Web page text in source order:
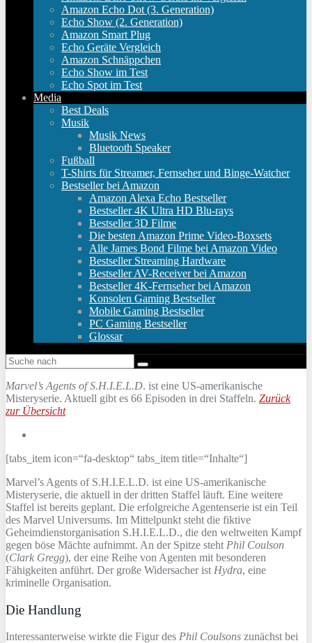
Amazon Echo Dot (3. Generation)
Echo Show (2. Generation)
Amazon Smart Plug
Echo Geräte Vergleich
Amazon Schnäppchen
Echo Show im Test
Echo Spot im Test
Media
Best Deals
Musik
Musik News
Bluetooth Speaker
Fußball
T-Shirts für Streamer, Fernseher und Binge-Watcher
Bestseller bei Amazon
Amazon Alexa Echo Bestseller
Bestseller 4K Ultra HD Blu-rays
Bestseller 3D Filme
Die besten Amazon Prime Video-Boxsets
Alle James Bond Filme bei Amazon Video
Bestseller Streaming Hardware
Bestseller AV-Receiver bei Amazon
Bestseller 4K-Fernseher bei Amazon
Konsolen Gaming Bestseller
Mobile Gaming Bestseller
PC Gaming Bestseller
Glossar
Marvel’s Agents of S.H.I.E.L.D. ist eine US-amerikanische
Misteryserie. Aktuell gibt es 66 Episoden in drei Staffeln. Zurück
zur Übersicht
[tabs_item icon=“fa-desktop“ tabs_item title=“Inhalte“]
Marvel’s Agents of S.H.I.E.L.D. ist eine US-amerikanische
Misteryserie, die aktuell in der dritten Staffel läuft. Eine weitere
Staffel ist bereits geplant. Die erfolgreiche Agentenserie ist ein Teil
des Marvel Universums. Im Mittelpunkt steht die fiktive
Geheimdienstorganisation S.H.I.E.L.D., die den weltweiten Kampf
gegen böse Mächte aufnimmt. An der Spitze steht Phil Coulson
(Clark Gregg), der eine Reihe von Agenten mit besonderen
Fähigkeiten anführt. Der große Widersacher ist Hydra, eine
kriminelle Organisation.
Die Handlung
Interessanterweise wirkte die Figur des Phil Coulsons zunächst bei